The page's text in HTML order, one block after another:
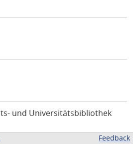
und Universitätsbibliothek
Feedback